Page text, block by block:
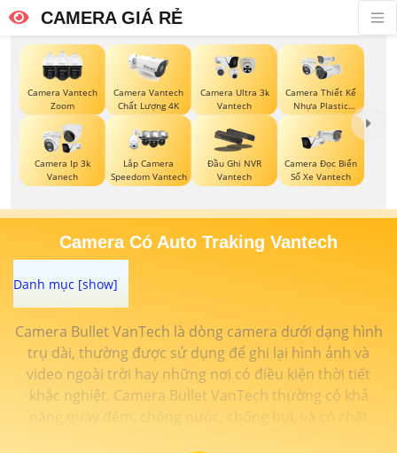
CAMERA GIÁ RẺ
Camera Vantech
Zoom
Camera Vantech
Chất Lượng 4K
Camera Ultra 3k
Vantech
Camera Thiết Kế
Nhựa Plastic
Vantech
Camera Ip 3k
Vanech
Lắp Camera
Speedom Vantech
Đầu Ghi NVR
Vantech
Camera Đọc Biển
Số Xe Vantech
Camera Có Auto Traking Vantech
Camera Bullet VanTech là dòng camera dưới dạng hình
trụ dài, thường được sử dụng để ghi lại hình ảnh và
video ngoài trời hay những nơi có điều kiện thời tiết
khắc nghiệt. Camera Bullet VanTech thường có khả
năng quay đêm, chống nước, chống bụi, và có chất